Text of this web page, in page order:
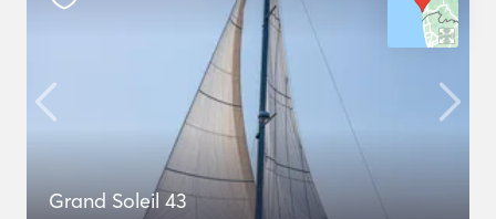
Grand Soleil 43